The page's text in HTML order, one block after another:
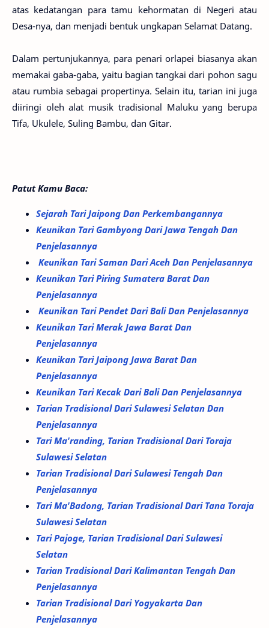
atas kedatangan para tamu kehormatan di Negeri atau
Desa-nya, dan menjadi bentuk ungkapan Selamat Datang.
Dalam pertunjukannya, para penari orlapei biasanya akan
memakai gaba-gaba, yaitu bagian tangkai dari pohon sagu
atau rumbia sebagai propertinya. Selain itu, tarian ini juga
diiringi oleh alat musik tradisional Maluku yang berupa
Tifa, Ukulele, Suling Bambu, dan Gitar.
Patut Kamu Baca:
Sejarah Tari Jaipong Dan Perkembangannya
Keunikan Tari Gambyong Dari Jawa Tengah Dan
Penjelasannya
Keunikan Tari Saman Dari Aceh Dan Penjelasannya
Keunikan Tari Piring Sumatera Barat Dan
Penjelasannya
Keunikan Tari Pendet Dari Bali Dan Penjelasannya
Keunikan Tari Merak Jawa Barat Dan
Penjelasannya
Keunikan Tari Jaipong Jawa Barat Dan
Penjelasannya
Keunikan Tari Kecak Dari Bali Dan Penjelasannya
Tarian Tradisional Dari Sulawesi Selatan Dan
Penjelasannya
Tari Ma'randing, Tarian Tradisional Dari Toraja
Sulawesi Selatan
Tarian Tradisional Dari Sulawesi Tengah Dan
Penjelasannya
Tari Ma'Badong, Tarian Tradisional Dari Tana Toraja
Sulawesi Selatan
Tari Pajoge, Tarian Tradisional Dari Sulawesi
Selatan
Tarian Tradisional Dari Kalimantan Tengah Dan
Penjelasannya
Tarian Tradisional Dari Yogyakarta Dan
Penjelasannya